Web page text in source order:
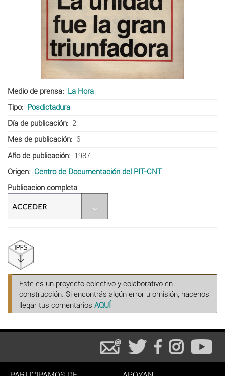
Medio de prensa
La Hora
Tipo
Posdictadura
Día de publicación
2
Mes de publicación
6
Año de publicación
1987
Origen
Centro de Documentación del PIT-CNT
Publicacion completa
Este es un proyecto colectivo y colaborativo en
construcción. Si encontrás algún error u omisión, hacenos
llegar tus comentarios AQUÍ